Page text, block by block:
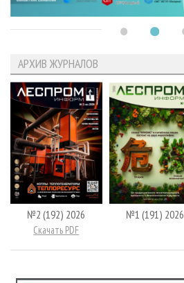
АРХИВ ЖУРНАЛОВ
№2 (192) 2026
Скачать PDF
№1 (191) 2026